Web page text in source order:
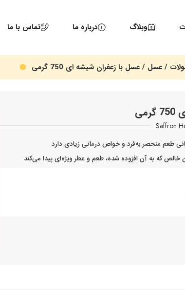
وبلاگ درباره ما تماس با ما
/ عسل / عسل با زعفران شیشه ای 750 گرمی
Saffron
طعم منحصر به‌فرد و خواص درمانی زیادی دارد
که به آن افزوده شده، طعم و عطر ویژه‌ای پیدا می‌کند